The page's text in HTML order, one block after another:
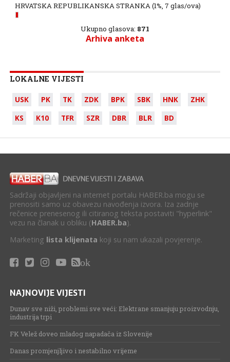
HRVATSKA REPUBLIKANSKA STRANKA(1%, 7 glas/ova)
Ukupno glasova: 871
Arhiva anketa
LOKALNE VIJESTI
USK PK TK ZDK BPK SBK HNK
ZHK
KS
K10 TFR SZR DBR BLR BD
Sadržaji objavljeni na internet portalu HABER.ba mogu se
prenositi samo uz obavezu navođenja izvora. Iza zadnje
rečenice prenesenog ili citiranog teksta postaviti "hyperlink"
vezu na članak u obliku (HABER.ba).
Marketing lista klijenata koji su nam ukazali povjerenje.
ok
NAJNOVIJE VIJESTI
Dunav sve niži, problemi sve veći: Elektrane smanjuju proizvodnju,
industrija trpi
FK Velež doveo mladog napadača iz Slovenije
Danas promjenjljivo i nestabilno vrijeme